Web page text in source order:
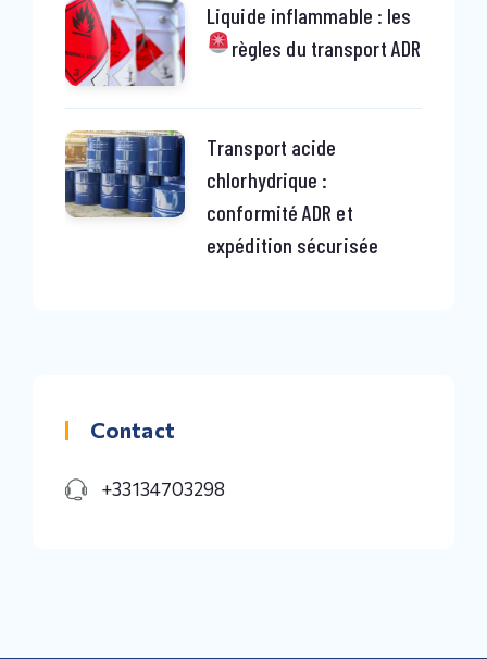
Liquide inflammable : les
règles du transport ADR
Transport acide
chlorhydrique :
conformité ADR et
expédition sécurisée
Contact
+33134703298